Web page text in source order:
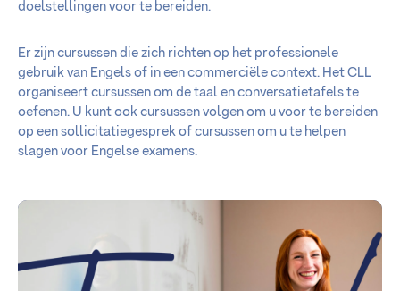
doelstellingen voor te bereiden.
Er zijn cursussen die zich richten op het professionele
gebruik van Engels of in een commerciële context. Het CLL
organiseert cursussen om de taal en conversatietafels te
oefenen. U kunt ook cursussen volgen om u voor te bereiden
op een sollicitatiegesprek of cursussen om u te helpen
slagen voor Engelse examens.